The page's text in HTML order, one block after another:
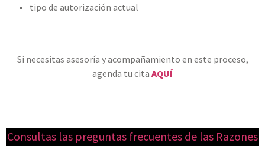
tipo de autorización actual
Si necesitas asesoría y acompañamiento en este proceso,
agenda tu cita AQUÍ
Consultas las preguntas frecuentes de las Razones